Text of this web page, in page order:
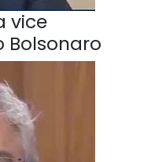
vice
Bolsonaro